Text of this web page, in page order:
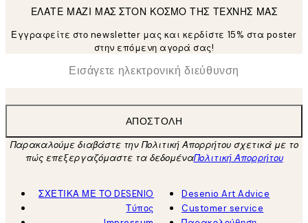
ΕΛΑΤΕ ΜΑΖΙ ΜΑΣ ΣΤΟΝ ΚΟΣΜΟ ΤΗΣ ΤΕΧΝΗΣ ΜΑΣ
Εγγραφείτε στο newsletter μας και κερδίστε 15% στα poster
στην επόμενη αγορά σας!
Ηλεκτρονική Διεύθυνση
ΑΠΟΣΤΟΛΉ
Παρακαλούμε διαβάστε την Πολιτική Απορρήτου σχετικά με το
πώς επεξεργαζόμαστε τα δεδομέναΠολιτική Απορρήτου
ΣΧΕΤΙΚΑ ΜΕ ΤΟ DESENIO
Τύπος
Desenio Art Advice
Customer service